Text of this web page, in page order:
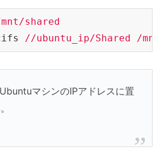
shared
//ubuntu_ip/Shared /
マシンのIPアドレスに置